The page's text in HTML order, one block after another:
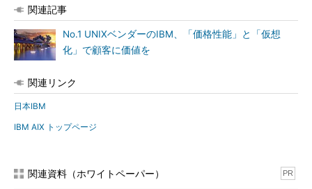
関連記事
No.1 UNIXベンダーのIBM、「価格性能」と「仮想
化」で顧客に価値を
関連リンク
日本IBM
IBM AIX トップページ
関連資料（ホワイトペーパー） PR